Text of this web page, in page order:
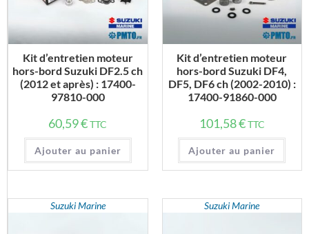
Kit d’entretien moteur
hors-bord Suzuki DF2.5 ch
(2012 et après) : 17400-
97810-000
60,59€TTC
Ajouter au panier
Kit d’entretien moteur
hors-bord Suzuki DF4,
DF5, DF6 ch (2002-2010) :
17400-91860-000
101,58€TTC
Ajouter au panier
Suzuki Marine Suzuki Marine